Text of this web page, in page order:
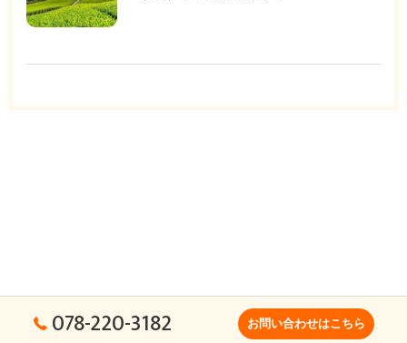
078-220-3182 お問い合わせはこちら